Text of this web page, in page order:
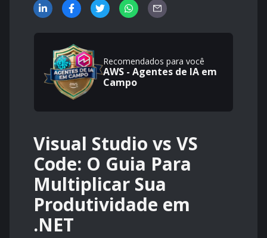
Recomendados para você
AWS - Agentes de IA em
Campo
Visual Studio vs VS
Code: O Guia Para
Multiplicar Sua
Produtividade em
.NET